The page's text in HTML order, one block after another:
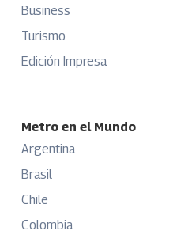
Business
Turismo
Edición Impresa
Metro en el Mundo
Argentina
Brasil
Chile
Colombia